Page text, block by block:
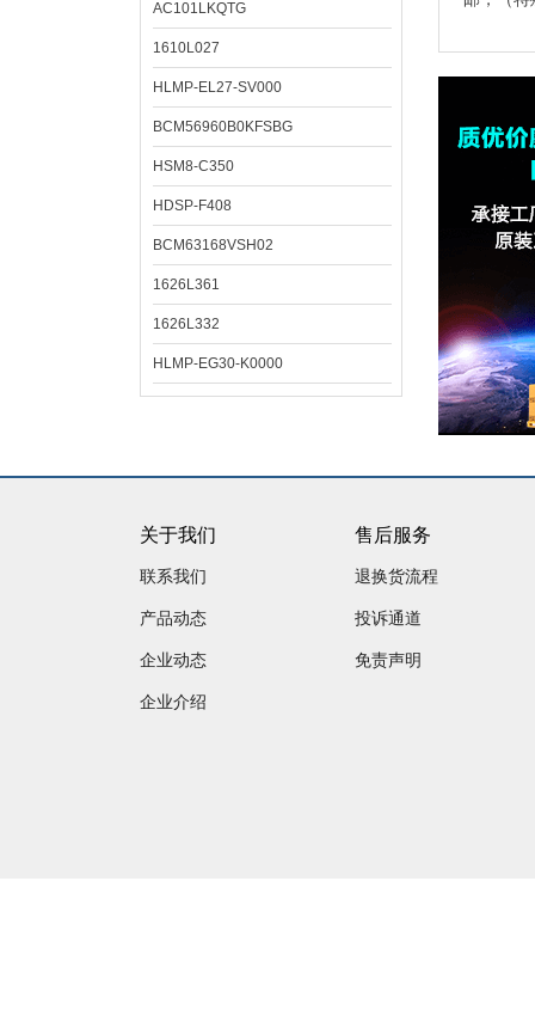
AC101LKQTG
1610L027
HLMP-EL27-SV000
BCM56960B0KFSBG
HSM8-C350
HDSP-F408
BCM63168VSH02
1626L361
1626L332
HLMP-EG30-K0000
关于我们
联系我们
产品动态
企业动态
企业介绍
售后服务
退换货流程
投诉通道
免责声明